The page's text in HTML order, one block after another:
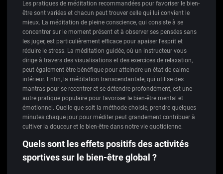
Les pratiques de méditation recommandées pour favoriser le bien-
être sont variées et chacun peut trouver celle qui lui convient le
mieux. La méditation de pleine conscience, qui consiste à se
concentrer sur le moment présent et à observer ses pensées sans
les juger, est particulièrement efficace pour apaiser l’esprit et
réduire le stress. La méditation guidée, où un instructeur vous
dirige à travers des visualisations et des exercices de relaxation,
peut également être bénéfique pour atteindre un état de calme
intérieur. Enfin, la méditation transcendantale, qui utilise des
mantras pour se recentrer et se détendre profondément, est une
autre pratique populaire pour favoriser le bien-être mental et
émotionnel. Quelle que soit la méthode choisie, prendre quelques
minutes chaque jour pour méditer peut grandement contribuer à
cultiver la douceur et le bien-être dans notre vie quotidienne.
Quels sont les effets positifs des activités
sportives sur le bien-être global ?